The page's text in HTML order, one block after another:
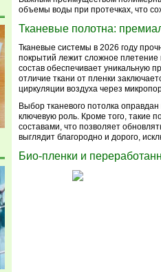
объемы воды при протечках, что
Тканевые полотна:
Тканевые системы в 2026 году
покрытий лежит сложное
состав обеспечивает уникальную
отличие ткани от пленки
циркуляции воздуха через
Выбор тканевого потолка оправдан
ключевую роль. Кроме того, такие
составами, что позволяет
выглядит благородно и дорого,
Био-пленки и